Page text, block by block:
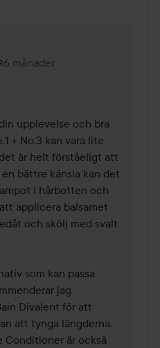
Lyko Creator.
6 månader
Kommentaren lades 6 månader
upplevelse och bra
+ No.3 kan vara lite
är helt förståeligt att
bättre känsla kan det
i hårbotten och
applicera balsamet
och skölj med svalt
som kan passa
jag
Divalent för att
att tynga längderna.
Conditioner är också